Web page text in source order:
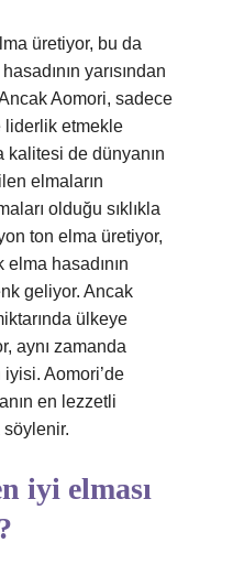
üretiyor, bu da
yarısından
Aomori, sadece
liderlik etmekle
kalitesi de dünyanın
elmaların
olduğu sıklıkla
ton elma üretiyor,
elma hasadının
geliyor. Ancak
ülkeye
aynı zamanda
Aomori’de
en lezzetli
söylenir.
iyi elması